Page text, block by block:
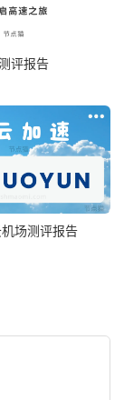
评报告
场测评报告